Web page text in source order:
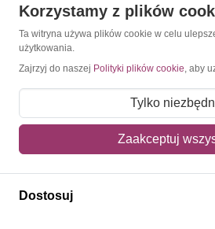
Konto
Moje konto
Mój koszyk
Adres dostawy
Polecamy
Korzystamy z plików
Ta witryna używa plików cookie w celu
użytkowania.
Zajrzyj do naszej Polityki plików cookie, aby
Tylko
Zaakceptuj
Dostosuj